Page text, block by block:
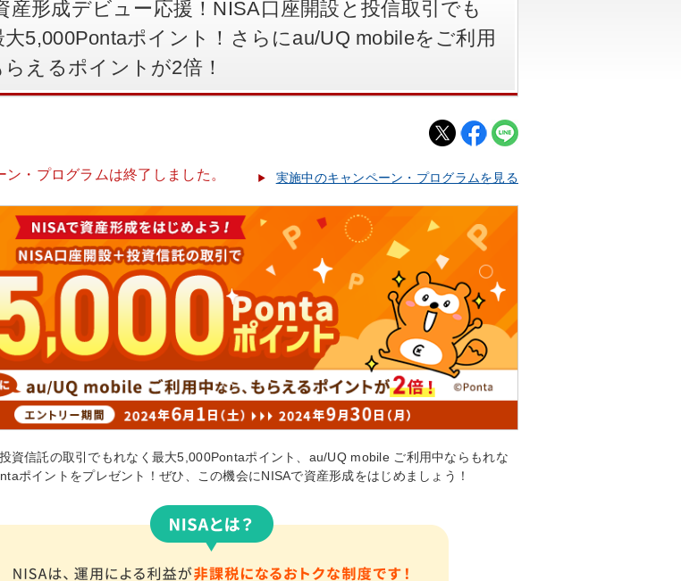
産形成デビュー応援！NISA口座開設と投信取引でも
5,000Pontaポイント！さらにau/UQ mobileをご利用
えるポイントが2倍！
ン・プログラムは終了しました。 実施中のキャンペーン・プログラムを見る
資信託の取引でもれなく最大5,000Pontaポイント、au/UQ mobile ご利用中ならもれな
ポイントをプレゼント！ぜひ、この機会にNISAで資産形成をはじめましょう！